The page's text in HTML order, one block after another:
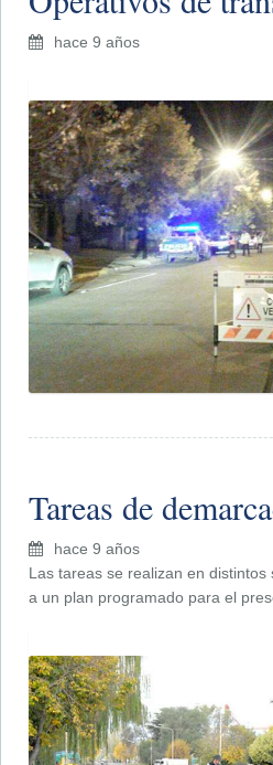
hace 9 años
Tareas de
hace 9 años
Las tareas se realizan en
a un plan programado para el